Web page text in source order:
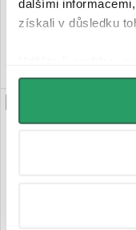
dalšími
získali v důsledku
můžeme používat
personalizovanou
osobní údaje
3 990 Kč